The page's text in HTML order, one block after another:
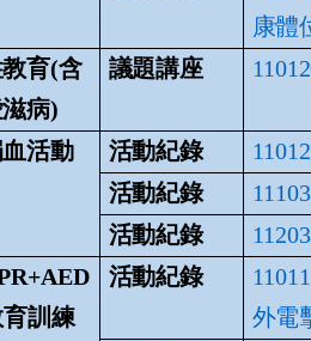
康體
育(含
病)
議題講座
活動 活動紀錄
活動紀錄
活動紀錄
訓練
活動紀錄
外電